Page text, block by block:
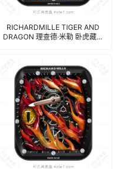
RICHARDMILLE TIGER AND
DRAGON 理查德·米勒 卧虎藏龙